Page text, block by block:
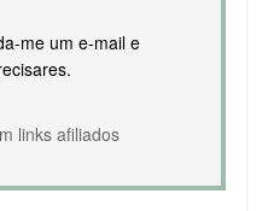
me um e-mail e
links afiliados